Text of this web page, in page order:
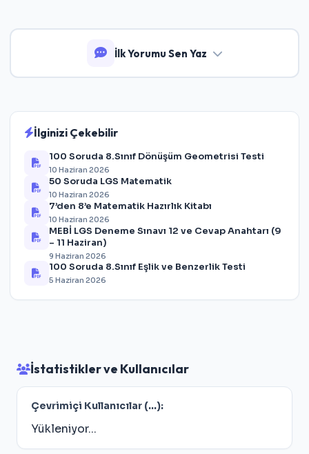
İlk Yorumu Sen Yaz
İlginizi Çekebilir
100 Soruda 8.Sınıf Dönüşüm Geometrisi Testi
10 Haziran 2026
50 Soruda LGS Matematik
10 Haziran 2026
7’den 8’e Matematik Hazırlık Kitabı
10 Haziran 2026
MEBİ LGS Deneme Sınavı 12 ve Cevap Anahtarı (9
– 11 Haziran)
9 Haziran 2026
100 Soruda 8.Sınıf Eşlik ve Benzerlik Testi
5 Haziran 2026
İstatistikler ve Kullanıcılar
Çevrimiçi Kullanıcılar (...):
Yükleniyor...